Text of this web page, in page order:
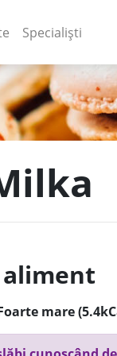
Specialiști
mare